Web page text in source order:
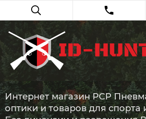
Интернет магазин PCP
оптики и товаров для спорта